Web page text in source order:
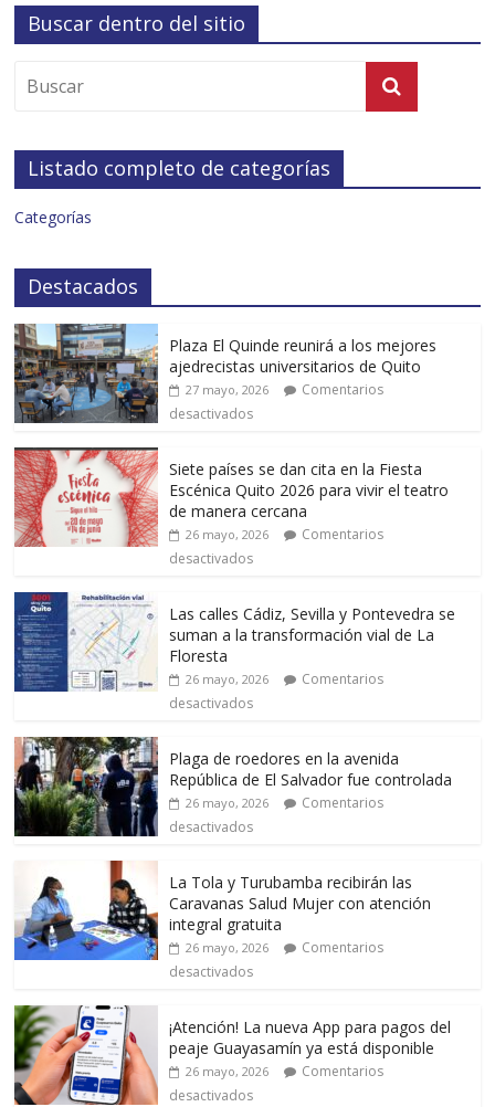
Buscar dentro del sitio
Listado completo de categorías
Categorías
Destacados
Plaza El Quinde reunirá a los mejores
ajedrecistas universitarios de Quito
27 mayo, 2026
Comentarios
desactivados
Siete países se dan cita en la Fiesta
Escénica Quito 2026 para vivir el teatro
de manera cercana
26 mayo, 2026
Comentarios
desactivados
Las calles Cádiz, Sevilla y Pontevedra se
suman a la transformación vial de La
Floresta
26 mayo, 2026
Comentarios
desactivados
Plaga de roedores en la avenida
República de El Salvador fue controlada
26 mayo, 2026
Comentarios
desactivados
La Tola y Turubamba recibirán las
Caravanas Salud Mujer con atención
integral gratuita
26 mayo, 2026
Comentarios
desactivados
¡Atención! La nueva App para pagos del
peaje Guayasamín ya está disponible
26 mayo, 2026
Comentarios
desactivados